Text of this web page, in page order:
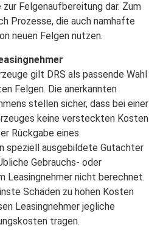
Felgenaufbereitung dar. Zum
Prozesse, die auch namhafte
neuen Felgen nutzen.
gilt DRS als passende Wahl
Felgen. Die anerkannten
stellen sicher, dass bei einer
keine versteckten Kosten
Rückgabe eines
speziell ausgebildete Gutachter
Gebrauchs- oder
Leasingnehmer nicht berechnet.
Schäden zu hohen Kosten
Leasingnehmer jegliche
tragen.